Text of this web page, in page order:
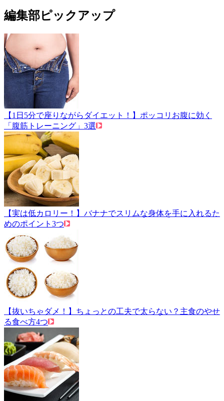
編集部ピックアップ
【1日5分で座りながらダイエット！】ポッコリお腹に効く
「腹筋トレーニング」3選
【実は低カロリー！】バナナでスリムな身体を手に入れるた
めのポイント3つ
【抜いちゃダメ！】ちょっとの工夫で太らない？主食のやせ
る食べ方4つ